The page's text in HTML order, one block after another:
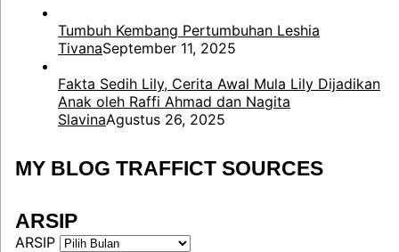
Tumbuh Kembang Pertumbuhan Leshia
TivanaSeptember 11, 2025
Fakta Sedih Lily, Cerita Awal Mula Lily Dijadikan
Anak oleh Raffi Ahmad dan Nagita
SlavinaAgustus 26, 2025
MY BLOG TRAFFICT SOURCES
ARSIP
ARSIP